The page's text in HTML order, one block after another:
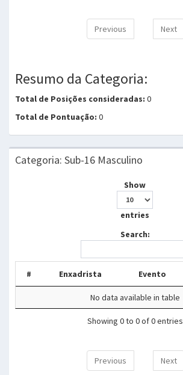
Previous Next
Resumo da Categoria:
Total de Posições consideradas: 0
Total de Pontuação: 0
Categoria: Sub-16 Masculino
Show
entries
Search:
# Enxadrista Evento
No data available in table
Showing 0 to 0 of 0 entries
Previous Next